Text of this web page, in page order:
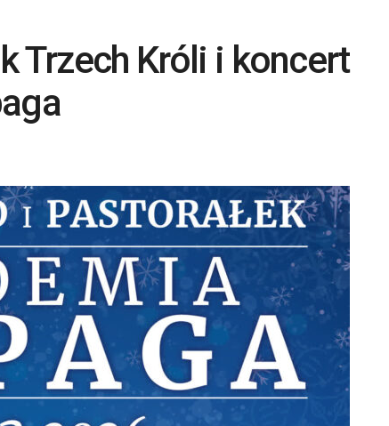
Trzech Króli i koncert